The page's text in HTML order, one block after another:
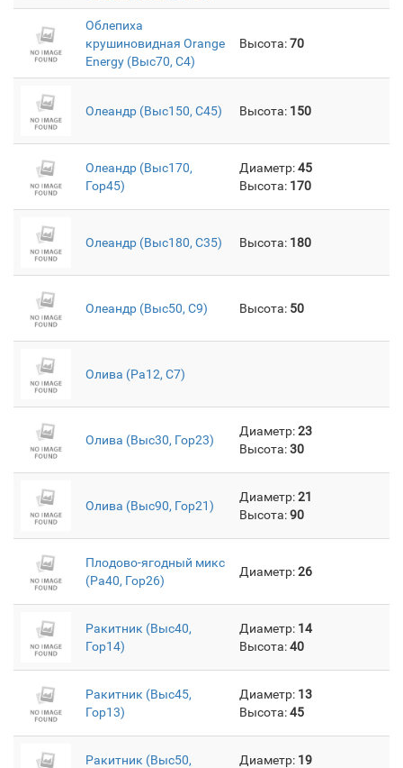
Облепиха
крушиновидная Orange
Energy (Выс70, C4)
Высота:70
Олеандр (Выс150, C45) Высота: 150
Олеандр (Выс170,
Гор45)
Диаметр:45
Высота: 170
Олеандр (Выс180, C35) Высота: 180
Олеандр (Выс50, С9) Высота: 50
Олива (Pa12, C7)
Олива (Выс30, Гор23)
Диаметр:23
Высота:30
Олива (Выс90, Гор21)
Диаметр:21
Высота:90
Плодово-ягодный микс
(Pa40, Гор26)
Диаметр:26
Ракитник (Выс40,
Гор14)
Диаметр: 14
Высота:40
Ракитник (Выс45,
Гор13)
Диаметр: 13
Высота:45
Ракитник (Выс50,
Диаметр: 19